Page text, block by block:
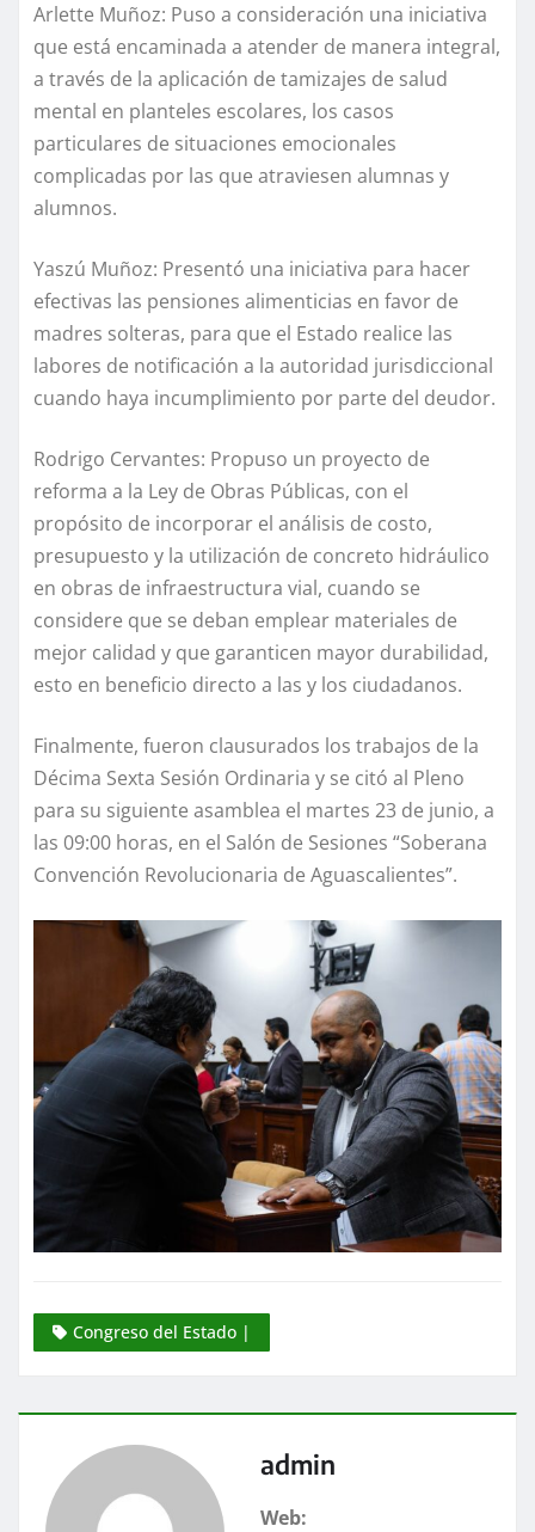
Arlette Muñoz: Puso a consideración una iniciativa
que está encaminada a atender de manera integral,
a través de la aplicación de tamizajes de salud
mental en planteles escolares, los casos
particulares de situaciones emocionales
complicadas por las que atraviesen alumnas y
alumnos.
Yaszú Muñoz: Presentó una iniciativa para hacer
efectivas las pensiones alimenticias en favor de
madres solteras, para que el Estado realice las
labores de notificación a la autoridad jurisdiccional
cuando haya incumplimiento por parte del deudor.
Rodrigo Cervantes: Propuso un proyecto de
reforma a la Ley de Obras Públicas, con el
propósito de incorporar el análisis de costo,
presupuesto y la utilización de concreto hidráulico
en obras de infraestructura vial, cuando se
considere que se deban emplear materiales de
mejor calidad y que garanticen mayor durabilidad,
esto en beneficio directo a las y los ciudadanos.
Finalmente, fueron clausurados los trabajos de la
Décima Sexta Sesión Ordinaria y se citó al Pleno
para su siguiente asamblea el martes 23 de junio, a
las 09:00 horas, en el Salón de Sesiones “Soberana
Convención Revolucionaria de Aguascalientes”.
Congreso del Estado |
admin
Web: